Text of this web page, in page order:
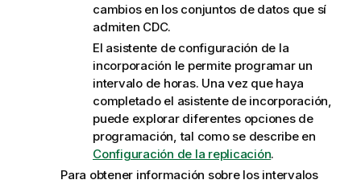
cambios en los conjuntos de datos que sí
admiten CDC.
El asistente de configuración de la
incorporación le permite programar un
intervalo de horas. Una vez que haya
completado el asistente de incorporación,
puede explorar diferentes opciones de
programación, tal como se describe en
Configuración de la replicación.
Para obtener información sobre los intervalos